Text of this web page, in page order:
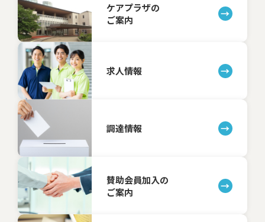
ケアプラザの
ご案内
求人情報
調達情報
賛助会員加入の
ご案内